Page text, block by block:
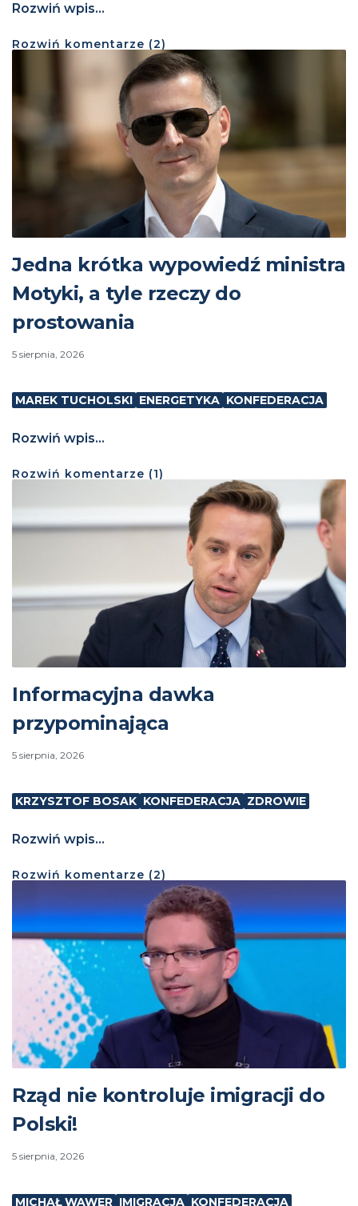
Rozwiń wpis...
Rozwiń komentarze (2)
Jedna krótka wypowiedź ministra
Motyki, a tyle rzeczy do
prostowania
5 sierpnia, 2026
MAREK TUCHOLSKI ENERGETYKA KONFEDERACJA
Rozwiń wpis...
Rozwiń komentarze (1)
Informacyjna dawka
przypominająca
5 sierpnia, 2026
KRZYSZTOF BOSAK KONFEDERACJA ZDROWIE
Rozwiń wpis...
Rozwiń komentarze (2)
Rząd nie kontroluje imigracji do
Polski!
5 sierpnia, 2026
MICHAŁ WAWER IMIGRACJA KONFEDERACJA